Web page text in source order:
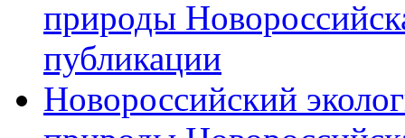
природы
публикации
Новороссийский